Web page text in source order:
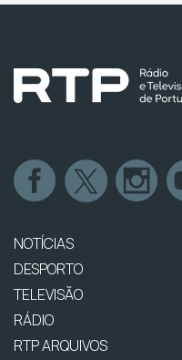
NOTÍCIAS
DESPORTO
TELEVISÃO
RÁDIO
RTP ARQUIVOS